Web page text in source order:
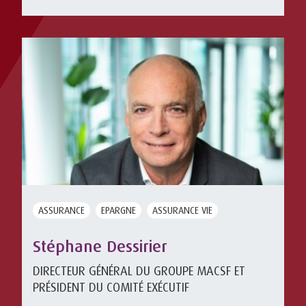
ASSURANCE EPARGNE ASSURANCE VIE
Stéphane Dessirier
DIRECTEUR GÉNÉRAL DU GROUPE MACSF ET
PRÉSIDENT DU COMITÉ EXÉCUTIF